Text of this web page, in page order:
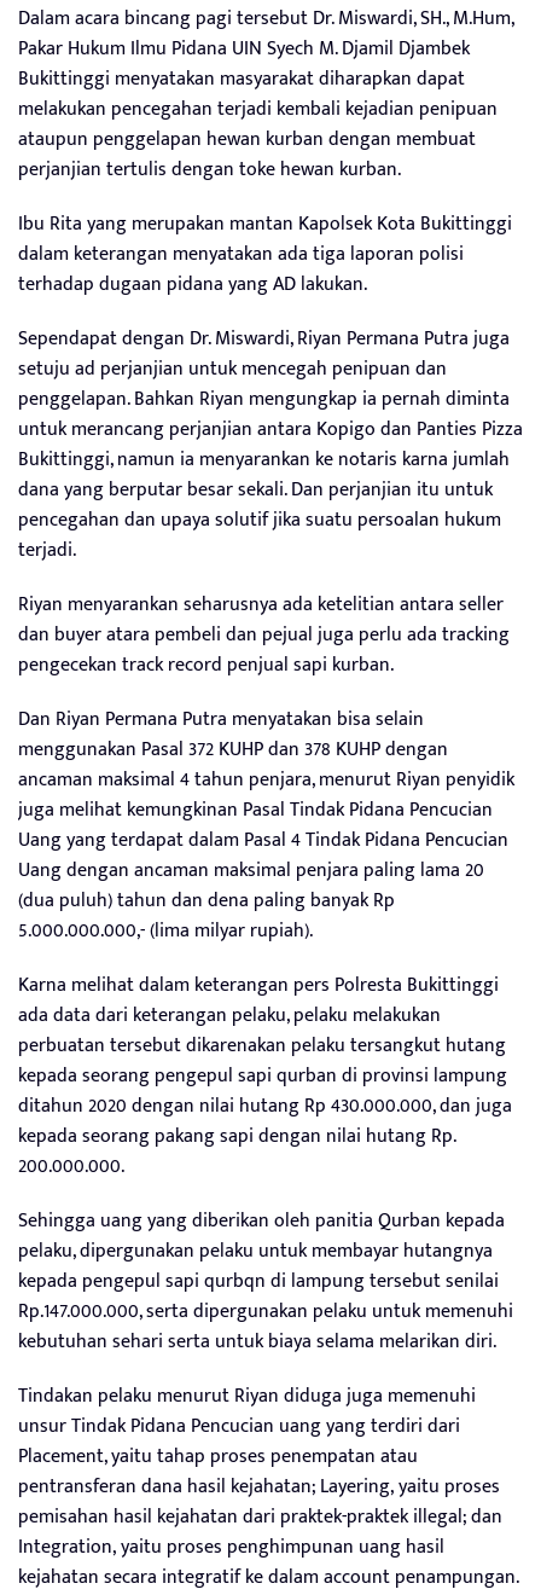
Dalam acara bincang pagi tersebut Dr. Miswardi, SH., M.Hum,
Pakar Hukum Ilmu Pidana UIN Syech M. Djamil Djambek
Bukittinggi menyatakan masyarakat diharapkan dapat
melakukan pencegahan terjadi kembali kejadian penipuan
ataupun penggelapan hewan kurban dengan membuat
perjanjian tertulis dengan toke hewan kurban.
Ibu Rita yang merupakan mantan Kapolsek Kota Bukittinggi
dalam keterangan menyatakan ada tiga laporan polisi
terhadap dugaan pidana yang AD lakukan.
Sependapat dengan Dr. Miswardi, Riyan Permana Putra juga
setuju ad perjanjian untuk mencegah penipuan dan
penggelapan. Bahkan Riyan mengungkap ia pernah diminta
untuk merancang perjanjian antara Kopigo dan Panties Pizza
Bukittinggi, namun ia menyarankan ke notaris karna jumlah
dana yang berputar besar sekali. Dan perjanjian itu untuk
pencegahan dan upaya solutif jika suatu persoalan hukum
terjadi.
Riyan menyarankan seharusnya ada ketelitian antara seller
dan buyer atara pembeli dan pejual juga perlu ada tracking
pengecekan track record penjual sapi kurban.
Dan Riyan Permana Putra menyatakan bisa selain
menggunakan Pasal 372 KUHP dan 378 KUHP dengan
ancaman maksimal 4 tahun penjara, menurut Riyan penyidik
juga melihat kemungkinan Pasal Tindak Pidana Pencucian
Uang yang terdapat dalam Pasal 4 Tindak Pidana Pencucian
Uang dengan ancaman maksimal penjara paling lama 20
(dua puluh) tahun dan dena paling banyak Rp
5.000.000.000,- (lima milyar rupiah).
Karna melihat dalam keterangan pers Polresta Bukittinggi
ada data dari keterangan pelaku, pelaku melakukan
perbuatan tersebut dikarenakan pelaku tersangkut hutang
kepada seorang pengepul sapi qurban di provinsi lampung
ditahun 2020 dengan nilai hutang Rp 430.000.000, dan juga
kepada seorang pakang sapi dengan nilai hutang Rp.
200.000.000.
Sehingga uang yang diberikan oleh panitia Qurban kepada
pelaku, dipergunakan pelaku untuk membayar hutangnya
kepada pengepul sapi qurbqn di lampung tersebut senilai
Rp.147.000.000, serta dipergunakan pelaku untuk memenuhi
kebutuhan sehari serta untuk biaya selama melarikan diri.
Tindakan pelaku menurut Riyan diduga juga memenuhi
unsur Tindak Pidana Pencucian uang yang terdiri dari
Placement, yaitu tahap proses penempatan atau
pentransferan dana hasil kejahatan; Layering, yaitu proses
pemisahan hasil kejahatan dari praktek-praktek illegal; dan
Integration, yaitu proses penghimpunan uang hasil
kejahatan secara integratif ke dalam account penampungan.